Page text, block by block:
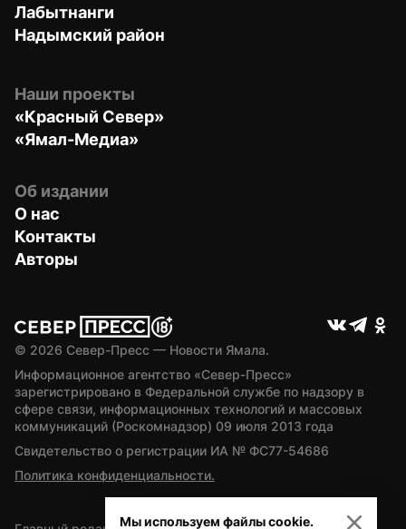
Лабытнанги
Надымский район
Наши проекты
«Красный Север»
«Ямал-Медиа»
Об издании
О нас
Контакты
Авторы
© 2026 Север-Пресс — Новости Ямала.
Информационное агентство «Север-Пресс»
зарегистрировано в Федеральной службе по надзору в
сфере связи, информационных технологий и массовых
коммуникаций (Роскомнадзор) 09 июля 2013 года
Свидетельство о регистрации ИА № ФС77-54686
Политика конфиденциальности.
Мы используем файлы cookie.